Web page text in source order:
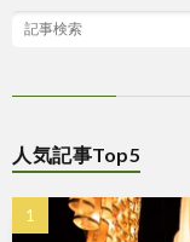
人気記事Top5